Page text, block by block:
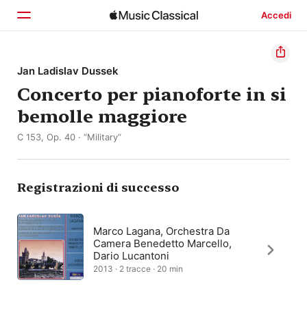
Accedi
Home
Scopri
Cerca
Jan Ladislav Dussek
Concerto per pianoforte in si
bemolle maggiore
C 153, Op. 40 · “Military”
Registrazioni di successo
Marco Lagana, Orchestra Da
Camera Benedetto Marcello,
Dario Lucantoni
2013 · 2 tracce · 20 min